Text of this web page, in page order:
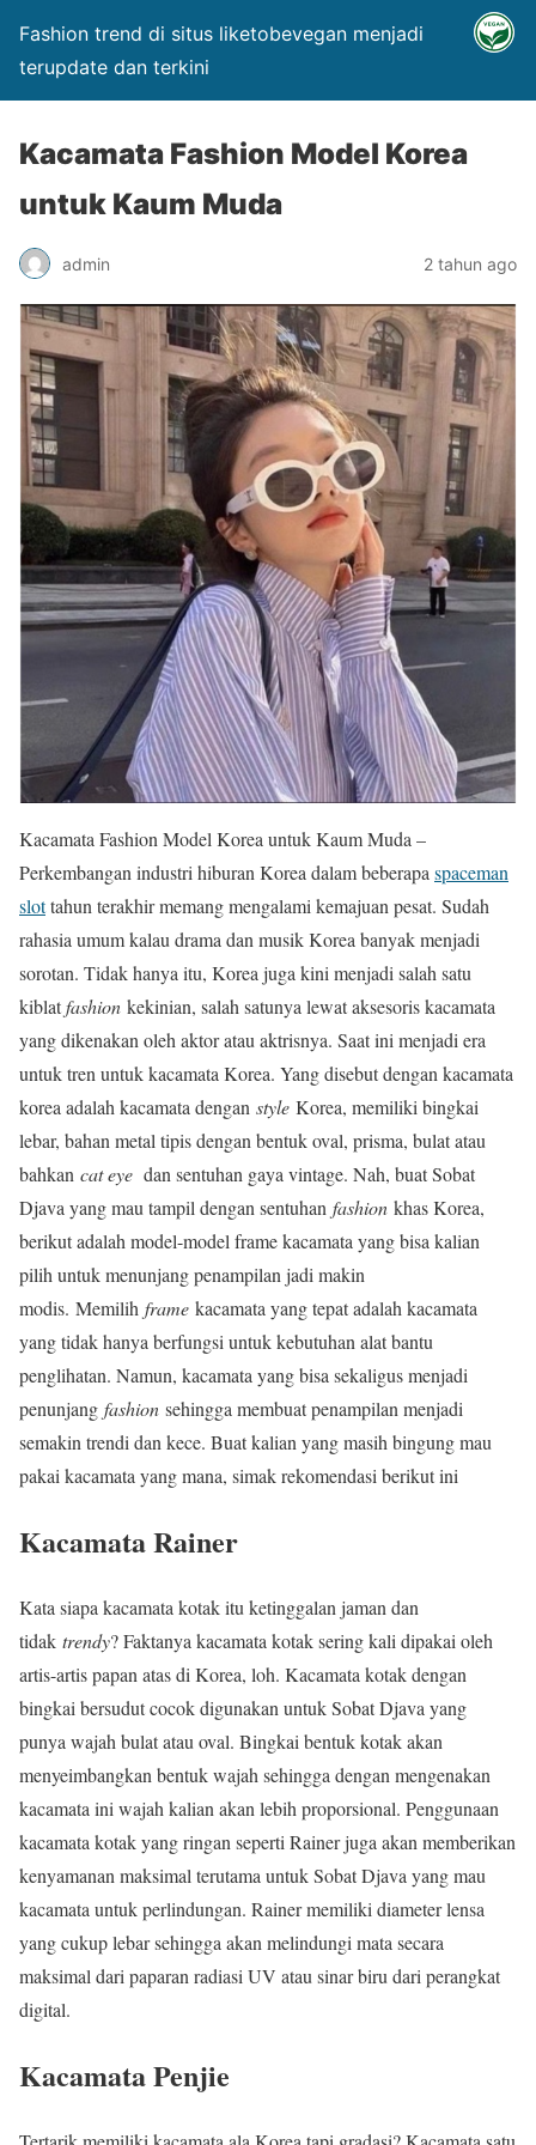
Fashion trend di situs liketobevegan menjadi
terupdate dan terkini
Kacamata Fashion Model Korea
untuk Kaum Muda
admin 2 tahun ago
Kacamata Fashion Model Korea untuk Kaum Muda –
Perkembangan industri hiburan Korea dalam beberapaspaceman
slottahun terakhir memang mengalami kemajuan pesat. Sudah
rahasia umum kalau drama dan musik Korea banyak menjadi
sorotan. Tidak hanya itu, Korea juga kini menjadi salah satu
kiblatfashion kekinian, salah satunya lewat aksesoris kacamata
yang dikenakan oleh aktor atau aktrisnya. Saat ini menjadi era
untuk tren untuk kacamata Korea. Yang disebut dengan kacamata
korea adalah kacamata dengan style Korea, memiliki bingkai
lebar, bahan metal tipis dengan bentuk oval, prisma, bulat atau
bahkan cat eye dan sentuhan gaya vintage. Nah, buat Sobat
Djava yang mau tampil dengan sentuhan fashion khas Korea,
berikut adalah model-model frame kacamata yang bisa kalian
pilih untuk menunjang penampilan jadi makin
modis. Memilih frame kacamata yang tepat adalah kacamata
yang tidak hanya berfungsi untuk kebutuhan alat bantu
penglihatan. Namun, kacamata yang bisa sekaligus menjadi
penunjang fashion sehingga membuat penampilan menjadi
semakin trendi dan kece. Buat kalian yang masih bingung mau
pakai kacamata yang mana, simak rekomendasi berikut ini
Kacamata Rainer
Kata siapa kacamata kotak itu ketinggalan jaman dan
tidak trendy? Faktanya kacamata kotak sering kali dipakai oleh
artis-artis papan atas di Korea, loh. Kacamata kotak dengan
bingkai bersudut cocok digunakan untuk Sobat Djava yang
punya wajah bulat atau oval. Bingkai bentuk kotak akan
menyeimbangkan bentuk wajah sehingga dengan mengenakan
kacamata ini wajah kalian akan lebih proporsional. Penggunaan
kacamata kotak yang ringan seperti Rainer juga akan memberikan
kenyamanan maksimal terutama untuk Sobat Djava yang mau
kacamata untuk perlindungan. Rainer memiliki diameter lensa
yang cukup lebar sehingga akan melindungi mata secara
maksimal dari paparan radiasi UV atau sinar biru dari perangkat
digital.
Kacamata Penjie